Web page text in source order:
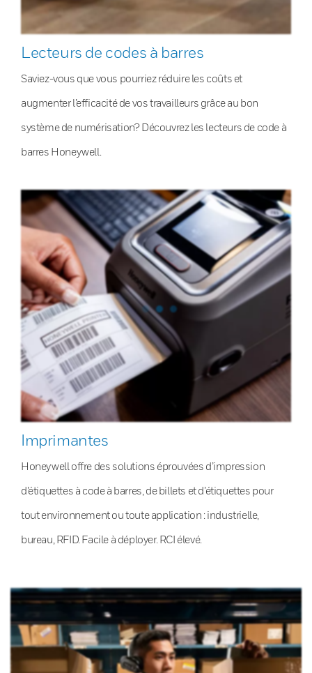
Lecteurs de codes à barres
Saviez-vous que vous pourriez réduire les coûts et
augmenter l’efficacité de vos travailleurs grâce au bon
système de numérisation? Découvrez les lecteurs de code à
barres Honeywell.
Imprimantes
Honeywell offre des solutions éprouvées d’impression
d’étiquettes à code à barres, de billets et d’étiquettes pour
tout environnement ou toute application : industrielle,
bureau, RFID. Facile à déployer. RCI élevé.